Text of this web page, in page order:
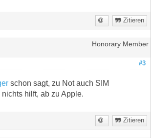
Zitieren
Honorary Member
#3
schon sagt, zu Not auch SIM
hilft, ab zu Apple.
Zitieren